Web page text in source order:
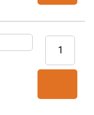
(150)
aantal
Spekulum